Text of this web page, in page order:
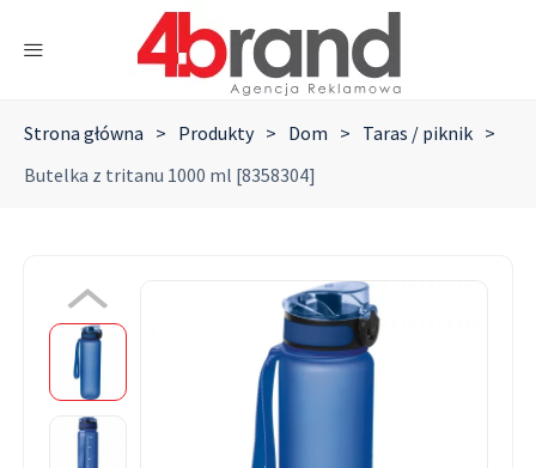
Strona główna > Produkty > Dom > Taras / piknik >
Butelka z tritanu 1000 ml [8358304]